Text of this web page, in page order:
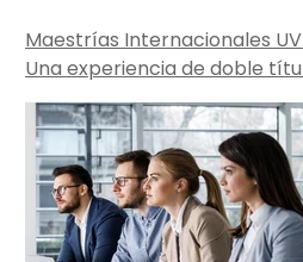
Maestrías Internacionales
Una experiencia de doble